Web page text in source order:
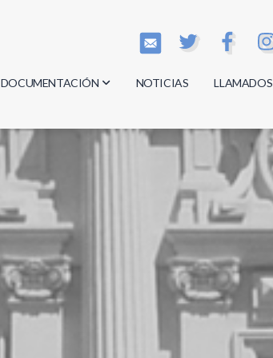
DOCUMENTACIÓN
Actas
Reglamentos
Documentos
NOTICIAS LLAMADOS